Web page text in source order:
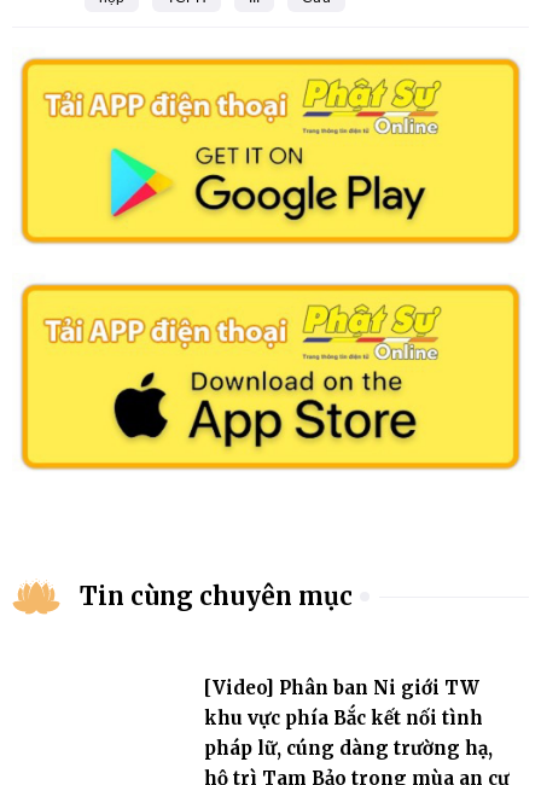
Tin cùng chuyên mục
[Video] Phân ban Ni giới TW
khu vực phía Bắc kết nối tình
pháp lữ, cúng dàng trường hạ,
hộ trì Tam Bảo trong mùa an cư